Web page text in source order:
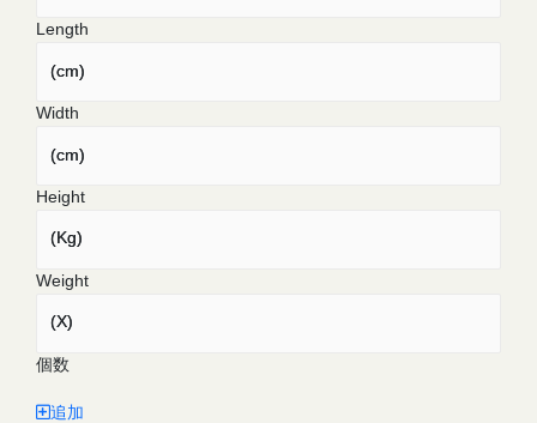
Length
(cm)
(cm)
Width
(cm)
(cm)
Height
(Kg)
(Kg)
Weight
(X)
(X)
個数
追加